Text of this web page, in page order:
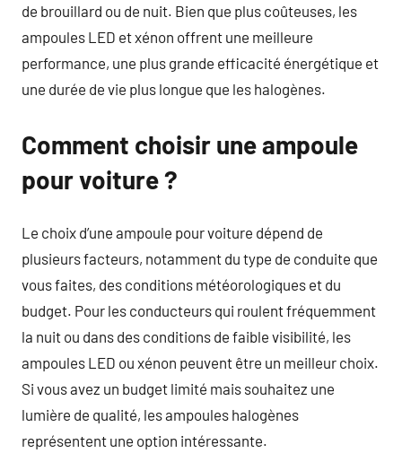
de brouillard ou de nuit. Bien que plus coûteuses, les
ampoules LED et xénon offrent une meilleure
performance, une plus grande efficacité énergétique et
une durée de vie plus longue que les halogènes.
Comment choisir une ampoule
pour voiture ?
Le choix d’une ampoule pour voiture dépend de
plusieurs facteurs, notamment du type de conduite que
vous faites, des conditions météorologiques et du
budget. Pour les conducteurs qui roulent fréquemment
la nuit ou dans des conditions de faible visibilité, les
ampoules LED ou xénon peuvent être un meilleur choix.
Si vous avez un budget limité mais souhaitez une
lumière de qualité, les ampoules halogènes
représentent une option intéressante.